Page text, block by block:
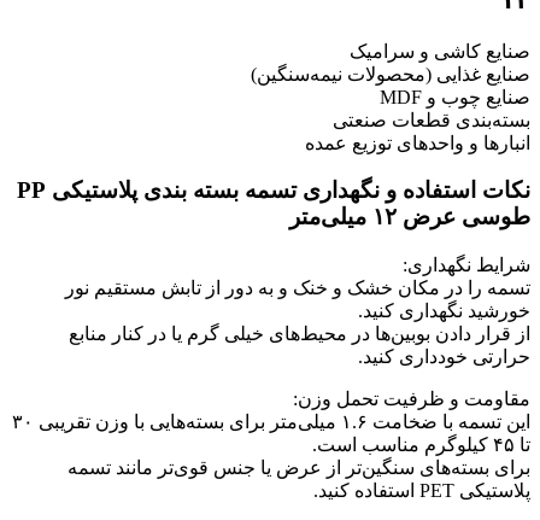
صنایع کاشی و سرامیک
صنایع غذایی (محصولات نیمه‌سنگین)
صنایع چوب و MDF
بسته‌بندی قطعات صنعتی
انبارها و واحدهای توزیع عمده
نکات استفاده و نگهداری تسمه بسته بندی پلاستیکی PP
طوسی عرض ۱۲ میلی‌متر
شرایط نگهداری:
تسمه را در مکان خشک و خنک و به دور از تابش مستقیم نور
خورشید نگهداری کنید.
از قرار دادن بوبین‌ها در محیط‌های خیلی گرم یا در کنار منابع
حرارتی خودداری کنید.
مقاومت و ظرفیت تحمل وزن:
این تسمه با ضخامت ۱.۶ میلی‌متر برای بسته‌هایی با وزن تقریبی ۳۰
تا ۴۵ کیلوگرم مناسب است.
برای بسته‌های سنگین‌تر از عرض یا جنس قوی‌تر مانند تسمه
پلاستیکی PET استفاده کنید.